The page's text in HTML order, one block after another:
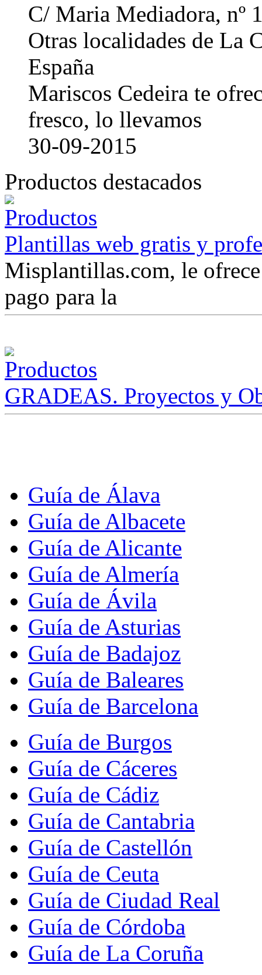
C/ Maria Mediadora, nº
Otras localidades de La
España
Mariscos Cedeira te
fresco, lo llevamos
30-09-2015
Productos destacados
Plantillas web gratis y
Misplantillas.com, le
pago para la
GRADEAS. Proyectos y
Guía de Álava
Guía de Albacete
Guía de Alicante
Guía de Almería
Guía de Ávila
Guía de Asturias
Guía de Badajoz
Guía de Baleares
Guía de Barcelona
Guía de Burgos
Guía de Cáceres
Guía de Cádiz
Guía de Cantabria
Guía de Castellón
Guía de Ceuta
Guía de Ciudad Real
Guía de Córdoba
Guía de La Coruña